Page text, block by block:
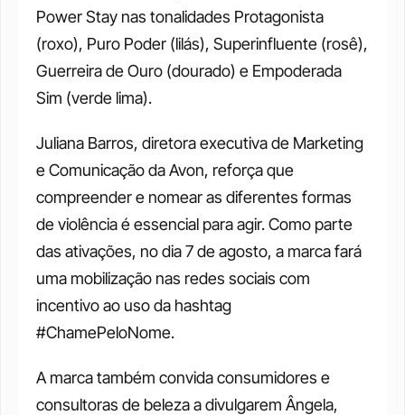
Power Stay nas tonalidades Protagonista
(roxo), Puro Poder (lilás), Superinfluente (rosê),
Guerreira de Ouro (dourado) e Empoderada
Sim (verde lima).
Juliana Barros, diretora executiva de Marketing
e Comunicação da Avon, reforça que
compreender e nomear as diferentes formas
de violência é essencial para agir. Como parte
das ativações, no dia 7 de agosto, a marca fará
uma mobilização nas redes sociais com
incentivo ao uso da hashtag
#ChamePeloNome.
A marca também convida consumidores e
consultoras de beleza a divulgarem Ângela,